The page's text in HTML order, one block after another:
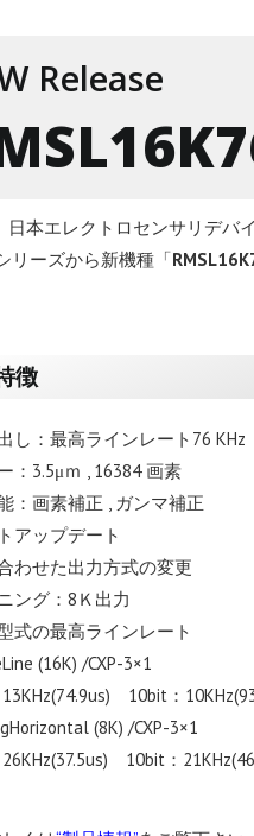
Release
日本エレクトロセンサリデバ
リーズから新機種「
徴
し：最高ラインレート76 KHz
：3.5μｍ , 16384 画素
：画素補正 , ガンマ補正
アップデート
わせた出力方式の変更
ング：8Ｋ出力
式の最高ラインレート
(16K) /CXP-3×1
10bit：
(8K) /CXP-3×1
10bit：